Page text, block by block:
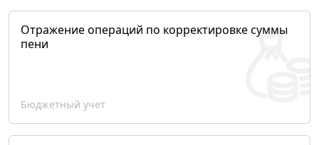
Отражение операций по корректировке суммы
пени
Бюджетный учет